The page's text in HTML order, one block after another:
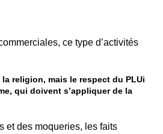
ce type d’activités
religion, mais le respect du PLUi
qui doivent s’appliquer de la
et des moqueries, les faits